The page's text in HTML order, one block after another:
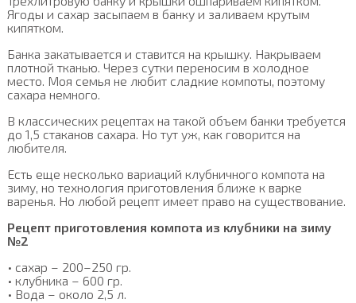
Ягоды и сахар засыпаем в банку и заливаем крутым
кипятком.
Банка закатывается и ставится на крышку. Накрываем
плотной тканью. Через сутки переносим в холодное
место. Моя семья не любит сладкие компоты, поэтому
сахара немного.
В классических рецептах на такой объем банки требуется
до 1,5 стаканов сахара. Но тут уж, как говорится на
любителя.
Есть еще несколько вариаций клубничного компота на
зиму, но технология приготовления ближе к варке
варенья. Но любой рецепт имеет право на существование.
Рецепт приготовления компота из клубники на зиму
№2
• сахар – 200–250 гр.
• клубника – 600 гр.
• Вода – около 2,5 л.